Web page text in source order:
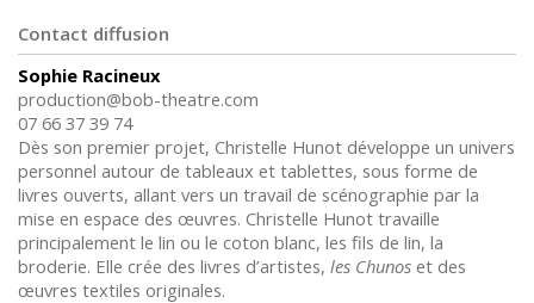
Contact diffusion
Sophie Racineux
production@bob-theatre.com
07 66 37 39 74
Dès son premier projet, Christelle Hunot développe un univers
personnel autour de tableaux et tablettes, sous forme de
livres ouverts, allant vers un travail de scénographie par la
mise en espace des œuvres. Christelle Hunot travaille
principalement le lin ou le coton blanc, les fils de lin, la
broderie. Elle crée des livres d’artistes, les Chunos et des
œuvres textiles originales.